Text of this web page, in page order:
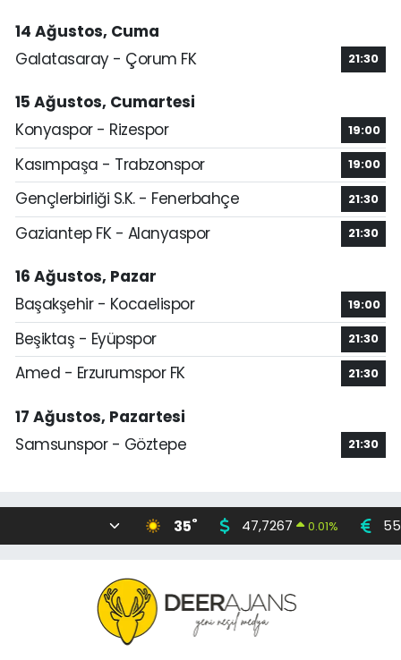
14 Ağustos, Cuma
Galatasaray - Çorum FK
21:30
15 Ağustos, Cumartesi
Konyaspor - Rizespor
19:00
Kasımpaşa - Trabzonspor 19:00
Gençlerbirliği S.K. - Fenerbahçe 21:30
Gaziantep FK - Alanyaspor 21:30
16 Ağustos, Pazar
Başakşehir - Kocaelispor
19:00
Beşiktaş - Eyüpspor 21:30
Amed - Erzurumspor FK 21:30
17 Ağustos, Pazartesi
Samsunspor - Göztepe
21:30
35° 47,7267 0.01%